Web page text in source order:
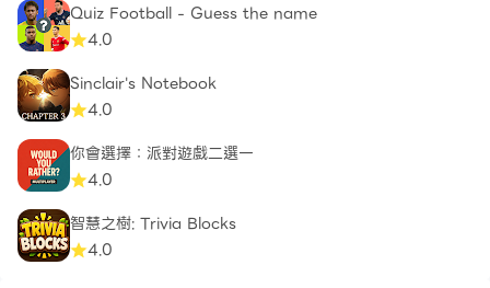
Quiz Football - Guess the name
4.0
Sinclair's Notebook
4.0
你會選擇：派對遊戲二選一
4.0
智慧之樹: Trivia Blocks
4.0